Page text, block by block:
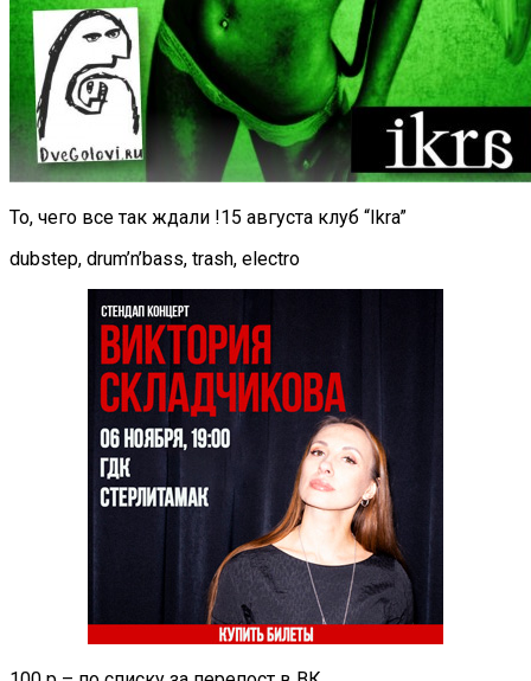
То, чего все так ждали !15 августа клуб “Ikra”
dubstep, drum’n’bass, trash, electro